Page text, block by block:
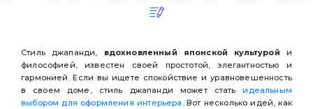
Стиль джапанди, вдохновленный японской культурой и
философией, известен своей простотой, элегантностью и
гармонией. Если вы ищете спокойствие и уравновешенность
в своем доме, стиль джапанди может статьидеальным
выбором для оформления интерьера . Вот несколько идей, как